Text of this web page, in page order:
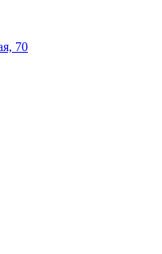
70